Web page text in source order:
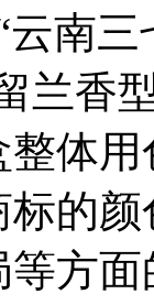
云南三
兰香
整体
的
方